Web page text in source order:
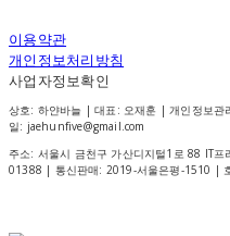
이용약관
개인정보처리방침
사업자정보확인
상호: 하얀바늘 | 대표: 오재훈 | 개인정보
일: jaehunfive@gmail.com
주소: 서울시 금천구 가산디지털1로 88 IT
01388 | 통신판매: 2019-서울은평-1510 |